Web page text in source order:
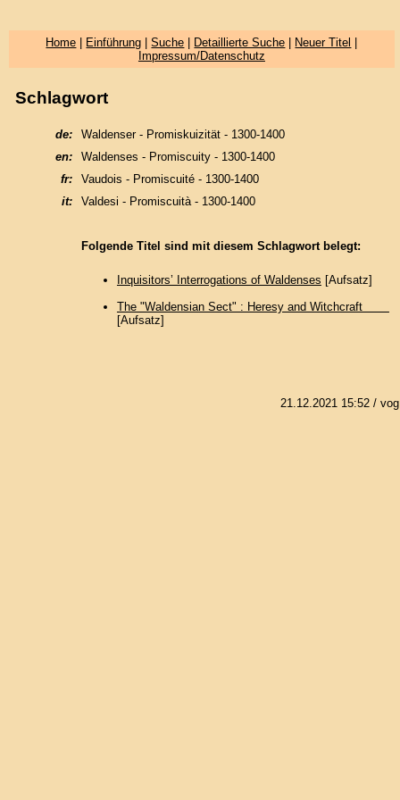
Home Einführung |Suche Detaillierte Suche Neuer Titel
Impressum/Datenschutz
Schlagwort
de:
Waldenser - Promiskuizität - 1300-1400
en:
Waldenses - Promiscuity - 1300-1400
fr:
Vaudois - Promiscuité - 1300-1400
it:
Valdesi - Promiscuità - 1300-1400
Folgende Titel sind mit diesem Schlagwort belegt:
Inquisitors’ Interrogations of Waldenses [Aufsatz]
The "Waldensian Sect" : Heresy and Witchcraft
[Aufsatz]
21.12.2021 15:52/ vog